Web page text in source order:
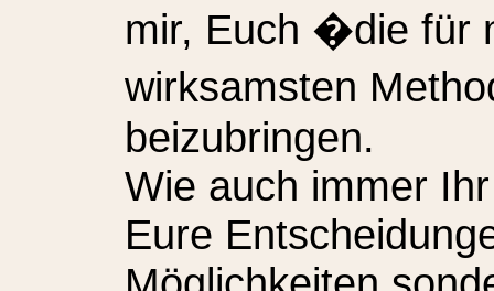
mir, Euch �die für
wirksamsten
beizubringen.
Wie auch immer
Eure